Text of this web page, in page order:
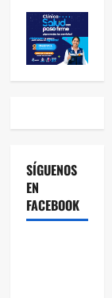
SÍGUENOS
EN
FACEBOOK